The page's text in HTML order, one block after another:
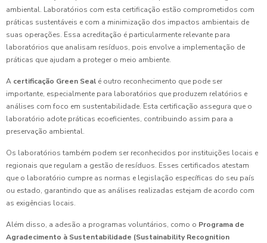
ambiental. Laboratórios com esta certificação estão comprometidos com
práticas sustentáveis e com a minimização dos impactos ambientais de
suas operações. Essa acreditação é particularmente relevante para
laboratórios que analisam resíduos, pois envolve a implementação de
práticas que ajudam a proteger o meio ambiente.
A certificação Green Seal é outro reconhecimento que pode ser
importante, especialmente para laboratórios que produzem relatórios e
análises com foco em sustentabilidade. Esta certificação assegura que o
laboratório adote práticas ecoeficientes, contribuindo assim para a
preservação ambiental.
Os laboratórios também podem ser reconhecidos por instituições locais e
regionais que regulam a gestão de resíduos. Esses certificados atestam
que o laboratório cumpre as normas e legislação específicas do seu país
ou estado, garantindo que as análises realizadas estejam de acordo com
as exigências locais.
Além disso, a adesão a programas voluntários, como o Programa de
Agradecimento à Sustentabilidade (Sustainability Recognition